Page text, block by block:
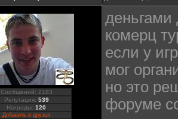
Сообщений: 2183
Репутация: 539
Награды:120
Добавить в друзья
деньгами
комерц
если у
мог
но это
форуме